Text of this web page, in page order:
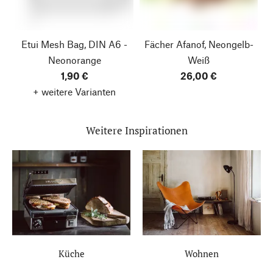
Etui Mesh Bag, DIN A6 -
Neonorange
1,90 €
+ weitere Varianten
Fächer Afanof, Neongelb-
Weiß
26,00 €
Weitere Inspirationen
Küche Wohnen